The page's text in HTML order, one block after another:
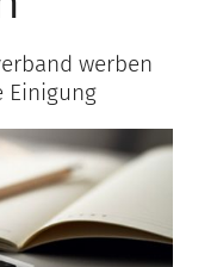
werben
Einigung